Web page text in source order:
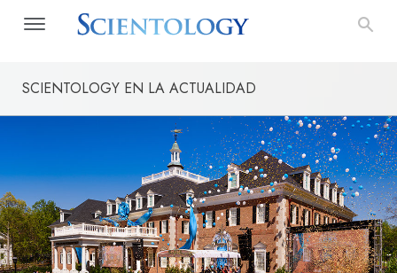
SCIENTOLOGY EN LA ACTUALIDAD